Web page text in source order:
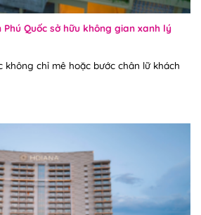
Quốc sở hữu không gian xanh lý
không chỉ mê hoặc bước chân lữ khách